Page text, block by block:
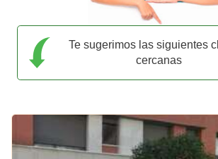
Te sugerimos las siguientes
cercanas